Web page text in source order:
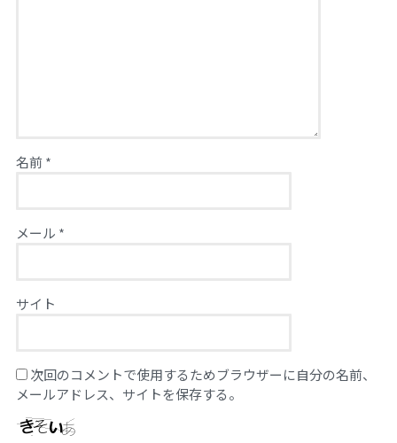
名前*
メール *
サイト
次回のコメントで使用するためブラウザーに自分の名前、
メールアドレス、サイトを保存する。